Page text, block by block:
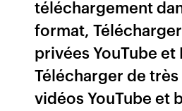
téléchargement
format,
privées YouTube et
Télécharger de
vidéos YouTube et